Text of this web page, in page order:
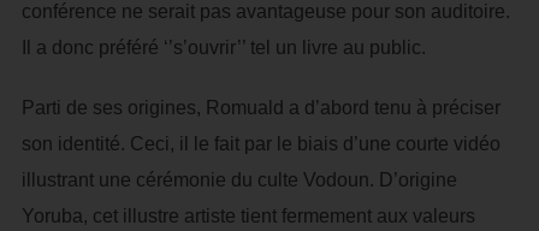
conférence ne serait pas avantageuse pour son auditoire.
Il a donc préféré ‘’s’ouvrir’’ tel un livre au public.
Parti de ses origines, Romuald a d’abord tenu à préciser
son identité. Ceci, il le fait par le biais d’une courte vidéo
illustrant une cérémonie du culte Vodoun. D’origine
Yoruba, cet illustre artiste tient fermement aux valeurs